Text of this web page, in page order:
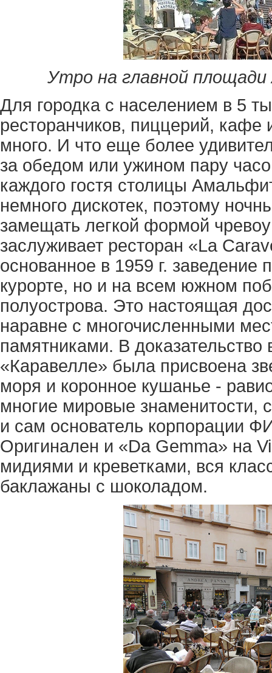
Утро на главной
Для городка с населением в 5
ресторанчиков, пиццерий, кафе
много. И что еще более
за обедом или ужином пару
каждого гостя столицы
немного дискотек, поэтому
замещать легкой формой
заслуживает ресторан «La
основанное в 1959 г. заведение
курорте, но и на всем южном
полуострова. Это настоящая
наравне с многочисленными
памятниками. В
«Каравелле» была присвоена
моря и коронное кушанье -
многие мировые знаменитости,
и сам основатель корпорации
Оригинален и «Da Gemma» на
мидиями и креветками, вся
баклажаны с шоколадом.